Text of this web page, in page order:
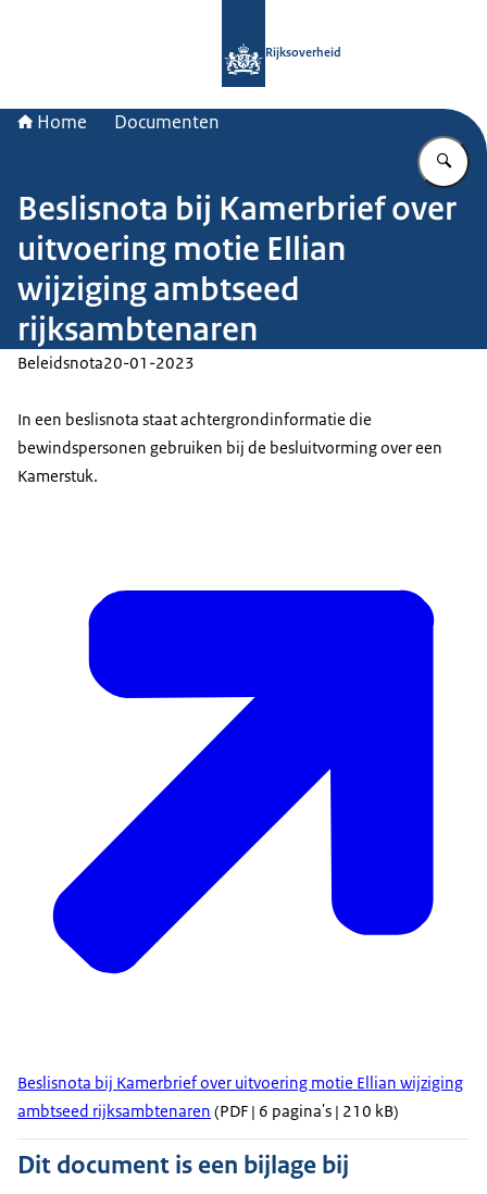
Rijksoverheid
Home Documenten
Beslisnota bij Kamerbrief over
uitvoering motie Ellian
wijziging ambtseed
rijksambtenaren
Beleidsnota20-01-2023
In een beslisnota staat achtergrondinformatie die
bewindspersonen gebruiken bij de besluitvorming over een
Kamerstuk.
Beslisnota bij Kamerbrief over uitvoering motie Ellian wijziging
ambtseed rijksambtenaren (PDF | 6 pagina's | 210 kB)
Dit document is een bijlage bij